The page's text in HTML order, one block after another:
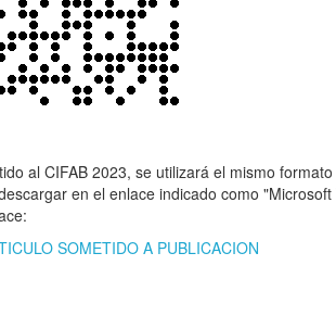
al CIFAB 2023, se utilizará el mismo
en el enlace indicado como
SOMETIDO A PUBLICACION